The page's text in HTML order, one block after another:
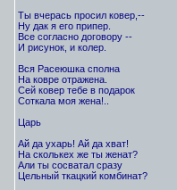
Ты вчерась просил ковер,--
Ну дак я его припер.
Все согласно договору --
И рисунок, и колер.
Вся Расеюшка сполна
На ковре отражена.
Сей ковер тебе в подарок
Соткала моя жена!..
Царь
Ай да ухарь! Ай да хват!
На сколькех же ты женат?
Али ты сосватал сразу
Цельный ткацкий комбинат?